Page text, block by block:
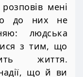
мені
до них не
людська
з тим, що
життя.
що й ви